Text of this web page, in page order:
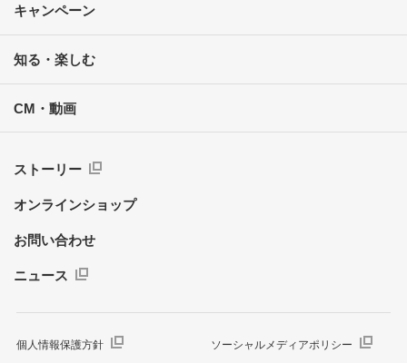
キャンペーン
知る・楽しむ
CM・動画
ストーリー
オンラインショップ
お問い合わせ
ニュース
個人情報保護方針 ソーシャルメディアポリシー